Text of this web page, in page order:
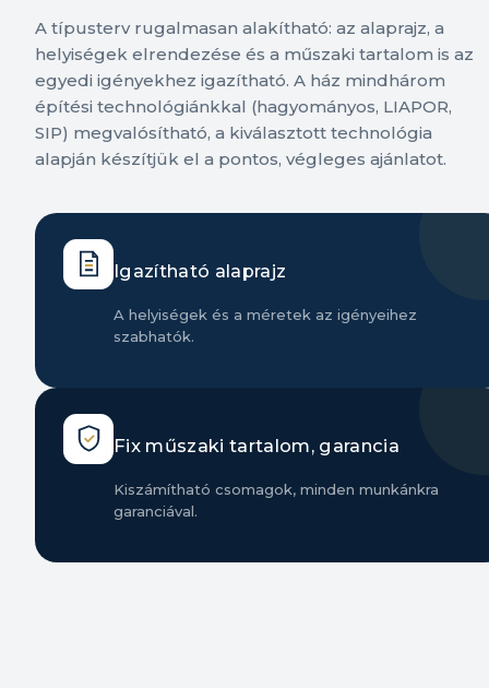
A típusterv rugalmasan alakítható: az alaprajz, a
helyiségek elrendezése és a műszaki tartalom is az
egyedi igényekhez igazítható. A ház mindhárom
építési technológiánkkal (hagyományos, LIAPOR,
SIP) megvalósítható, a kiválasztott technológia
alapján készítjük el a pontos, végleges ajánlatot.
Igazítható alaprajz
A helyiségek és a méretek az igényeihez
szabhatók.
Fix műszaki tartalom, garancia
Kiszámítható csomagok, minden munkánkra
garanciával.